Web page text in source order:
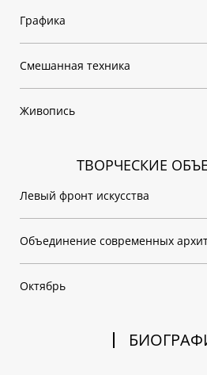
Графика
Смешанная техника
Живопись
ТВОРЧЕСКИЕ
Левый фронт искусства
Объединение современных
Октябрь